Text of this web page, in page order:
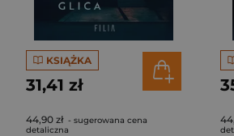
KSIĄŻKA
31,41 zł
44,90 zł - sugerowana cena
detaliczna